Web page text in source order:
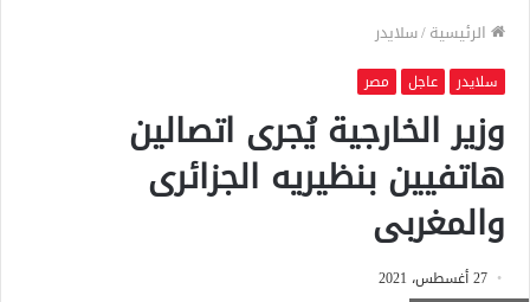
الرئيسية/سلايدر
سلايدر عاجل مصر
وزير الخارجية يُجرى اتصالين
هاتفيين بنظيريه الجزائرى
والمغربى
27 أغسطس، 2021